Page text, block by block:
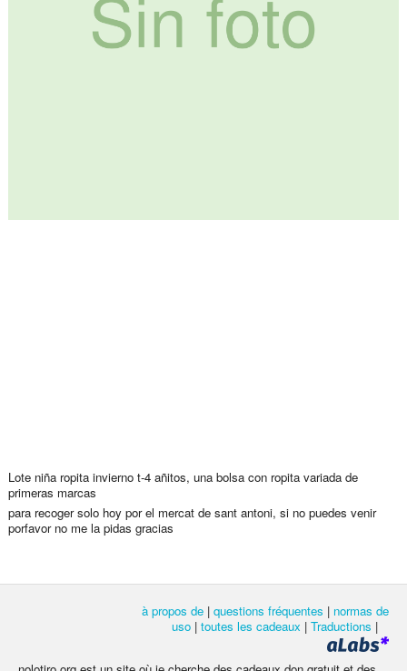
Lote niña ropita invierno t-4 añitos, una bolsa con ropita variada de
primeras marcas
para recoger solo hoy por el mercat de sant antoni, si no puedes venir
porfavor no me la pidas gracias
à propos de | questions fréquentes | normas de
uso | toutes les cadeaux | Traductions |